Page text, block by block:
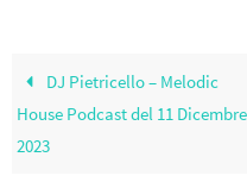
DJ Pietricello – Melodic
House Podcast del 11 Dicembre
2023